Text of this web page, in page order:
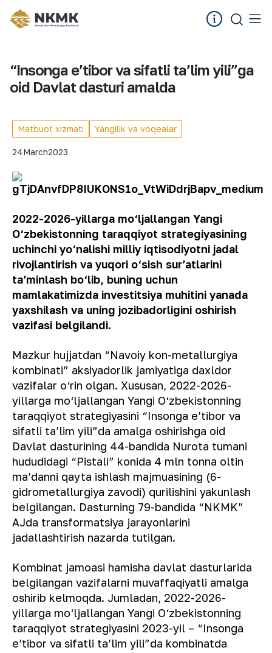
“Insonga eʼtibor va sifatli taʼlim yili”ga
oid Davlat dasturi amalda
Matbuot xizmati Yangilik va voqealar
24March2023
2022-2026-yillarga mo‘ljallangan Yangi
O‘zbekistonning taraqqiyot strategiyasining
uchinchi yo‘nalishi milliy iqtisodiyotni jadal
rivojlantirish va yuqori o‘sish surʼatlarini
taʼminlash bo‘lib, buning uchun
mamlakatimizda investitsiya muhitini yanada
yaxshilash va uning jozibadorligini oshirish
vazifasi belgilandi.
Mazkur hujjatdan “Navoiy kon-metallurgiya
kombinati” aksiyadorlik jamiyatiga daxldor
vazifalar o‘rin olgan. Xususan, 2022-2026-
yillarga mo‘ljallangan Yangi O‘zbekistonning
taraqqiyot strategiyasini “Insonga eʼtibor va
sifatli taʼlim yili”da amalga oshirishga oid
Davlat dasturining 44-bandida Nurota tumani
hududidagi “Pistali” konida 4 mln tonna oltin
maʼdanni qayta ishlash majmuasining (6-
gidrometallurgiya zavodi) qurilishini yakunlash
belgilangan. Dasturning 79-bandida “NKMK”
AJda transformatsiya jarayonlarini
jadallashtirish nazarda tutilgan.
Kombinat jamoasi hamisha davlat dasturlarida
belgilangan vazifalarni muvaffaqiyatli amalga
oshirib kelmoqda. Jumladan, 2022-2026-
yillarga mo‘ljallangan Yangi O‘zbekistonning
taraqqiyot strategiyasini 2023-yil – “Insonga
eʼtibor va sifatli taʼlim yili”da kombinatda